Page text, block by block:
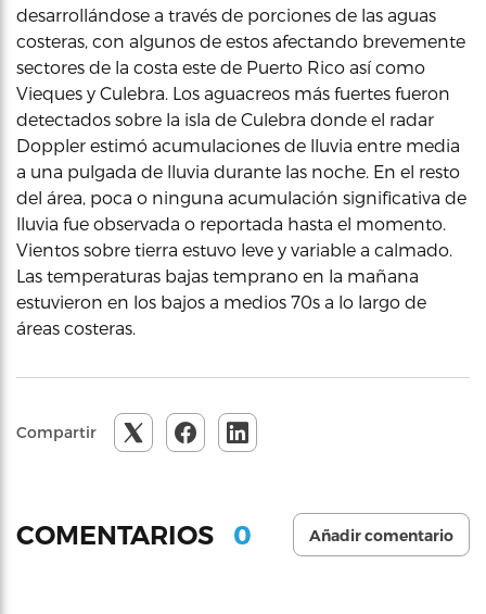
desarrollándose a través de porciones de las aguas
costeras, con algunos de estos afectando brevemente
sectores de la costa este de Puerto Rico así como
Vieques y Culebra. Los aguacreos más fuertes fueron
detectados sobre la isla de Culebra donde el radar
Doppler estimó acumulaciones de lluvia entre media
a una pulgada de lluvia durante las noche. En el resto
del área, poca o ninguna acumulación significativa de
lluvia fue observada o reportada hasta el momento.
Vientos sobre tierra estuvo leve y variable a calmado.
Las temperaturas bajas temprano en la mañana
estuvieron en los bajos a medios 70s a lo largo de
áreas costeras.
Compartir
COMENTARIOS 0 Añadir comentario